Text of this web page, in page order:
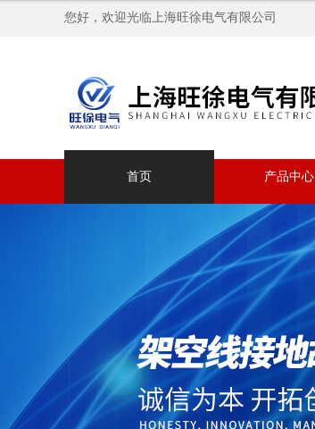
您好，欢迎光临上海旺徐电气有限公司
首页 产品中心